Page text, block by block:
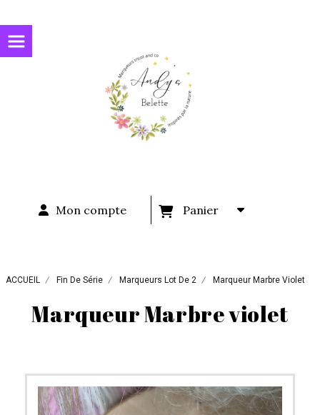
Mon compte Panier
ACCUEIL Fin De Série Marqueurs Lot De 2 Marqueur Marbre Violet
Marqueur Marbre violet